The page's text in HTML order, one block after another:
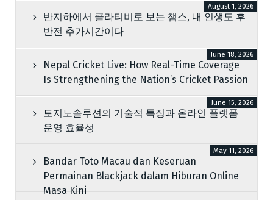
반지하에서 콜라티비로 보는 챔스, 내 인생도 후
반전 추가시간이다
August 1, 2026
Nepal Cricket Live: How Real-Time Coverage
Is Strengthening the Nation’s Cricket Passion
June 18, 2026
토지노솔루션의 기술적 특징과 온라인 플랫폼
운영 효율성
June 15, 2026
Bandar Toto Macau dan Keseruan
Permainan Blackjack dalam Hiburan Online
Masa Kini
May 11, 2026